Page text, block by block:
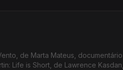
de Marta Mateus,
Life is Short, de Lawrence